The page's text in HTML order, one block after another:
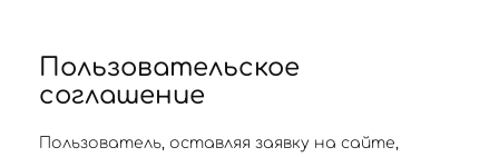
Пользовательское
соглашение
Пользователь, оставляя заявку на сайте,